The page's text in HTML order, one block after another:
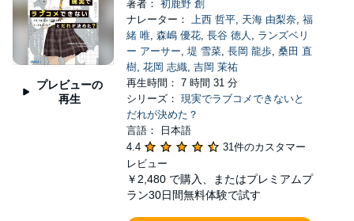
プレビューの
再生
著者： 初鹿野 創
ナレーター： 上西 哲平, 天海 由梨奈, 福
緒 唯, 森嶋 優花, 長谷 徳人 , ランズベリ
ー アーサー, 堤 雪菜, 長岡 龍歩, 桑田 直
樹, 花岡 志織, 吉岡 茉祐
再生時間： 7 時間 31 分
シリーズ： 現実でラブコメできないと
だれが決めた？
言語： 日本語
4.4
31件のカスタマー
レビュー
￥2,480 で購入、またはプレミアムプ
ラン30日間無料体験で試す